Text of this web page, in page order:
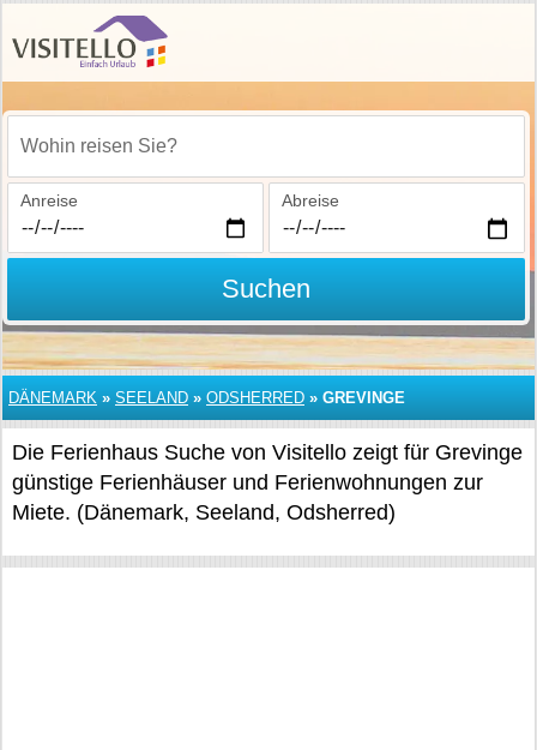
Wohin reisen Sie?
Anreise Abreise
Suchen
DÄNEMARK » SEELAND » ODSHERRED » GREVINGE
Die Ferienhaus Suche von Visitello zeigt für Grevinge
günstige Ferienhäuser und Ferienwohnungen zur
Miete. (Dänemark, Seeland, Odsherred)